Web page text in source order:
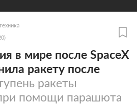
в мире после SpaceX
ракету после
ракеты
помощи парашюта